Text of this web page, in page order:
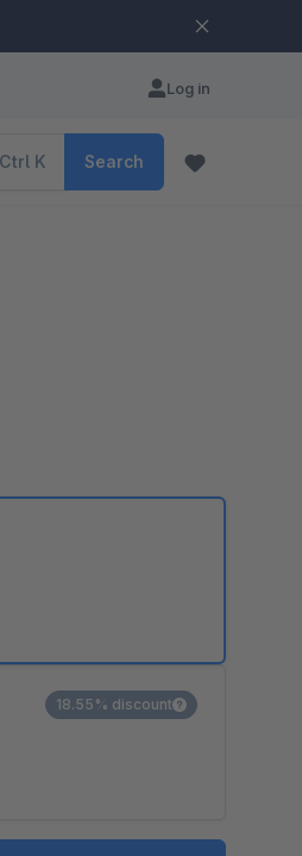
Log in
Ctrl K Search
18.55% discount